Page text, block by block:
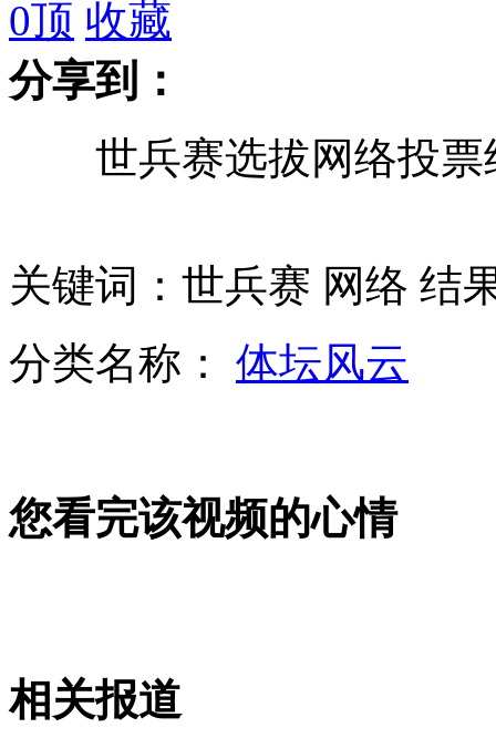
警察抓网友开房被批回应称"合法"
日"屁垫"服务 美女屁股可当枕头
女子患乳腺癌植义乳被蚊子叮爆
山西运城恶犬咬伤多人 警民合力深夜将其击毙
女孩北京地铁殴打老人 痛下狠手拳打脚踢
外交部：有关国家言论片面不公正
0顶 收藏
分享到：
世兵赛选拔网络投票
关键词：世兵赛 网络 结
分类名称： 体坛风云
您看完该视频的心情
相关报道